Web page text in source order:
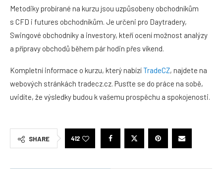
Metodiky probírané na kurzu jsou uzpůsobeny obchodníkům
s CFD i futures obchodníkům. Je určeni pro Daytradery,
Swingové obchodníky a investory, kteří ocení možnost analýzy
a přípravy obchodů během pár hodin přes víkend.
Kompletní informace o kurzu, který nabízíTradeCZ, najdete na
webových stránkách tradecz.cz. Pusťte se do práce na sobě,
uvidíte, že výsledky budou k vašemu prospěchu a spokojenosti.
SHARE 412